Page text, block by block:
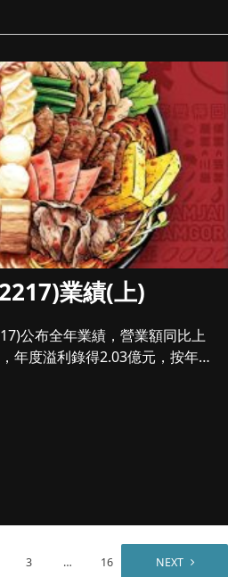
業績(上)
公布全年業績，營業額同比上
年度溢利錄得2.03億元，按年
3 … 16 NEXT